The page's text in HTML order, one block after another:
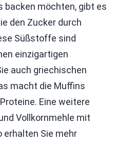
backen möchten, gibt es
den Zucker durch
Süßstoffe sind
einzigartigen
auch griechischen
macht die Muffins
Eine weitere
Vollkornmehle mit
erhalten Sie mehr